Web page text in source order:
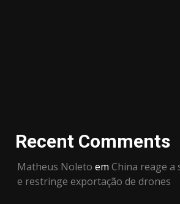
Recent Comments
Matheus Noleto em China reage a
e restringe exportação de drones